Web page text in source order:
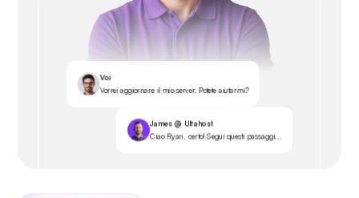
Voi
Vorrei aggiornare il mio server. Potete aiutarmi?
James @ Ultahost
Ciao Ryan, certo! Segui questi passaggi...